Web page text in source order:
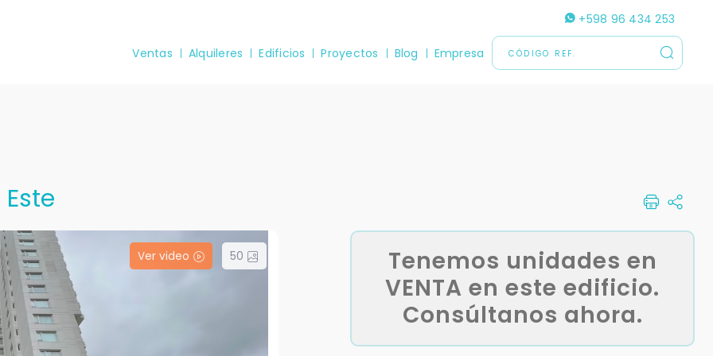
+598 96 434 253
Ventas Alquileres Edificios Proyectos Blog Empresa
Ver video 50
Tenemos unidades en
VENTA en este edificio.
Consúltanos ahora.